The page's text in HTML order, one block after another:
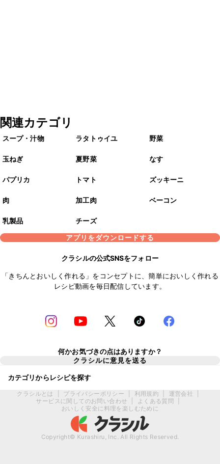
関連カテゴリ
スープ・汁物 ラタトゥイユ 野菜
玉ねぎ 夏野菜 なす
パプリカ トマト ズッキーニ
肉 加工肉 ベーコン
乳製品
チーズ
アプリをダウンロードする
クラシルの公式SNSをフォロー
「きちんとおいしく作れる」をコンセプトに、簡単においしく作れる
レシピ動画を毎日配信しています。
何かお気づきの点はありますか？
クラシルに意見を送る
カテゴリからレシピを探す
クラシルとは プライバシーポリシー 利用規約 運営会社
サービスに関してのお問い合わせ
よくある質問
おいしく安全に料理を楽しむために
Copyright© Kurashiru, Inc. All Rights Reserved.